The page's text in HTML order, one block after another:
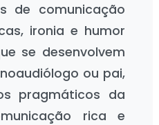
de comunicação
ironia e humor
se desenvolvem
ou pai,
pragmáticos da
rica e